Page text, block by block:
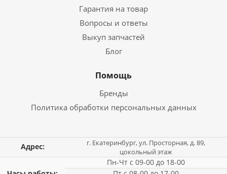
Гарантия на товар
Вопросы и ответы
Выкуп запчастей
Блог
Помощь
Бренды
Политика обработки персональных данных
Адрес:
г. Екатеринбург, ул. Просторная, д. 89,
цокольный этаж
Пн-Чт с 09-00 до 18-00